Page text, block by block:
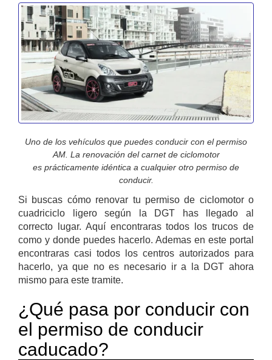
Uno de los vehículos que puedes conducir con el permiso
AM. La renovación del carnet de ciclomotor
es prácticamente idéntica a cualquier otro permiso de
conducir.
Si buscas cómo renovar tu permiso de ciclomotor o
cuadriciclo ligero según la DGT has llegado al
correcto lugar. Aquí encontraras todos los trucos de
como y donde puedes hacerlo. Ademas en este portal
encontraras casi todos los centros autorizados para
hacerlo, ya que no es necesario ir a la DGT ahora
mismo para este tramite.
¿Qué pasa por conducir con
el permiso de conducir
caducado?